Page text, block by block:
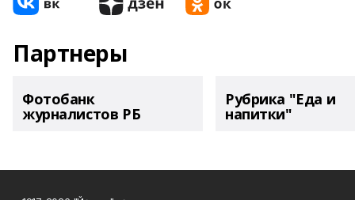
Партнеры
Фотобанк
журналистов РБ
Рубрика "Еда и
напитки"